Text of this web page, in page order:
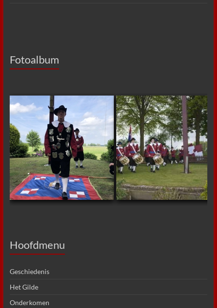
Fotoalbum
Hoofdmenu
Geschiedenis
Het Gilde
Onderkomen